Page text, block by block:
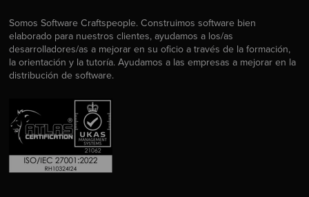
Somos Software Craftspeople. Construimos software bien
elaborado para nuestros clientes, ayudamos a los/as
desarrolladores/as a mejorar en su oficio a través de la formación,
la orientación y la tutoría. Ayudamos a las empresas a mejorar en la
distribución de software.